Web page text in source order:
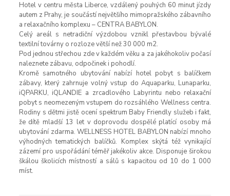
Hotel v centru města Liberce, vzdálený pouhých 60 minut jízdy
autem z Prahy, je součástí největšího mimopražského zábavního
a relaxačního komplexu – CENTRA BABYLON.
Celý areál s netradiční výzdobou vznikl přestavbou bývalé
textilní továrny o rozloze větší než 30 000 m2.
Pod jednou střechou zde v každém věku a za jakéhokoliv počasí
naleznete zábavu, odpočinek i pohodlí.
Kromě samotného ubytování nabízí hotel pobyt s balíčkem
zábavy, který zahrnuje volný vstup do Aquaparku, Lunaparku,
iQPARKU, iQLANDIE a zrcadlového Labyrintu nebo relaxační
pobyt s neomezeným vstupem do rozsáhlého Wellness centra.
Rodiny s dětmi jistě ocení spektrum Baby Friendly služeb i fakt,
že dítě mladší 13 let v doprovodu dospělé platící osoby má
ubytování zdarma. WELLNESS HOTEL BABYLON nabízí mnoho
výhodných tematických balíčků. Komplex skýtá též vynikající
zázemí pro uspořádání téměř jakékoliv akce. Disponuje širokou
škálou školicích místností a sálů s kapacitou od 10 do 1 000
míst.